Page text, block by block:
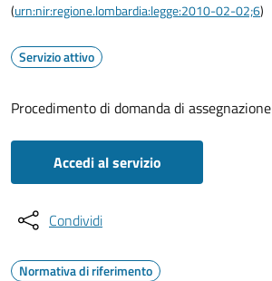
(urn:nir:regione.lombardia:legge:2010-02-02;6)
Servizio attivo
Procedimento di domanda di assegnazione
Accedi al servizio
Condividi
Normativa di riferimento